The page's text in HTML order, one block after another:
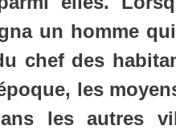
un homme
chef des
les
les autres